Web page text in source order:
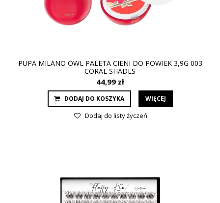
PUPA MILANO OWL PALETA CIENI DO POWIEK 3,9G 003
CORAL SHADES
44,99 zł
DODAJ DO KOSZYKA WIĘCEJ
Dodaj do listy życzeń